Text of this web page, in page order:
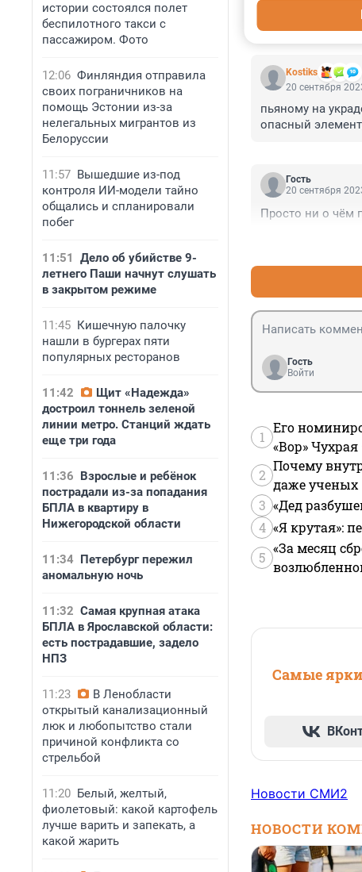
истории состоялся полет
беспилотного такси с
пассажиром. Фото
12:06 Финляндия отправила
своих пограничников на
помощь Эстонии из-за
нелегальных мигрантов из
Белоруссии
11:57 Вышедшие из-под
контроля ИИ-модели тайно
общались и спланировали
побег
11:51
Дело об убийстве 9-
летнего Паши начнут слушать
в закрытом режиме
11:45 Кишечную палочку
нашли в бургерах пяти
популярных ресторанов
11:42
Щит «Надежда»
достроил тоннель зеленой
линии метро. Станций ждать
еще три года
11:36 Взрослые и ребёнок
пострадали из-за попадания
БПЛА в квартиру в
Нижегородской области
11:34 Петербург пережил
аномальную ночь
11:32 Самая крупная атака
БПЛА в Ярославской области:
есть пострадавшие, задело
НПЗ
11:23
В Ленобласти
открытый канализационный
люк и любопытство стали
причиной конфликта со
стрельбой
11:20 Белый, желтый,
фиолетовый: какой картофель
лучше варить и запекать, а
какой жарить
Kostiks
20 сентября
пьяному на
опасный
Гость
20 сентября
Просто ни о чём
Гость
Войти
1
Его
«Вор»
2
Почему
даже ученых
3 «Дед
4 «Я крутая»:
5
«За месяц
Самые
Новости СМИ2
НОВОСТИ